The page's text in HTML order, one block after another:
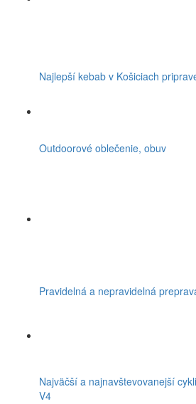
Najlepší kebab v Košiciach
Outdoorové oblečenie, obuv
Pravidelná a nepravidelná
Najväčší a najnavštevovanejší
V4